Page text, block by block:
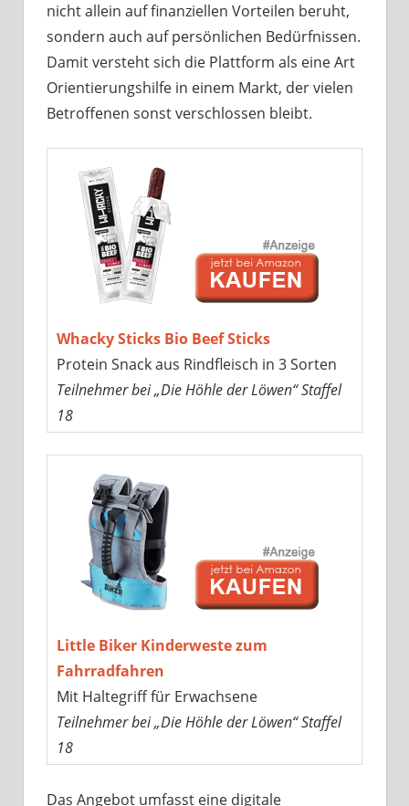
nicht allein auf finanziellen Vorteilen beruht,
sondern auch auf persönlichen Bedürfnissen.
Damit versteht sich die Plattform als eine Art
Orientierungshilfe in einem Markt, der vielen
Betroffenen sonst verschlossen bleibt.
Whacky Sticks Bio Beef Sticks
Protein Snack aus Rindfleisch in 3 Sorten
Teilnehmer bei „Die Höhle der Löwen“ Staffel
18
Little Biker Kinderweste zum
Fahrradfahren
Mit Haltegriff für Erwachsene
Teilnehmer bei „Die Höhle der Löwen“ Staffel
18
Das Angebot umfasst eine digitale